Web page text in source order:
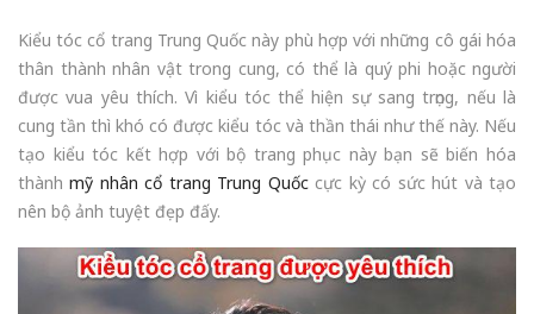
Kiểu tóc cổ trang Trung Quốc này phù hợp với những cô gái hóa
thân thành nhân vật trong cung, có thể là quý phi hoặc người
được vua yêu thích. Vì kiểu tóc thể hiện sự sang trọng, nếu là
cung tần thì khó có được kiểu tóc và thần thái như thế này. Nếu
tạo kiểu tóc kết hợp với bộ trang phục này bạn sẽ biến hóa
thànhmỹ nhân cổ trang Trung Quốccực kỳ có sức hút và tạo
nên bộ ảnh tuyệt đẹp đấy.